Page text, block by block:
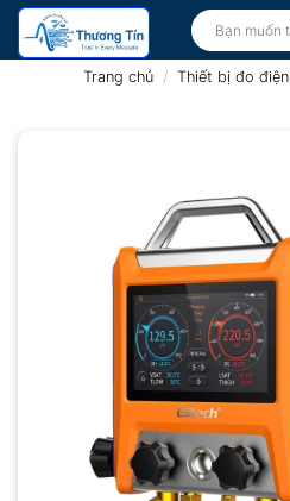
Bỏ
qua
Tìm
kiếm:
Trang chủ / Thiết bị đo